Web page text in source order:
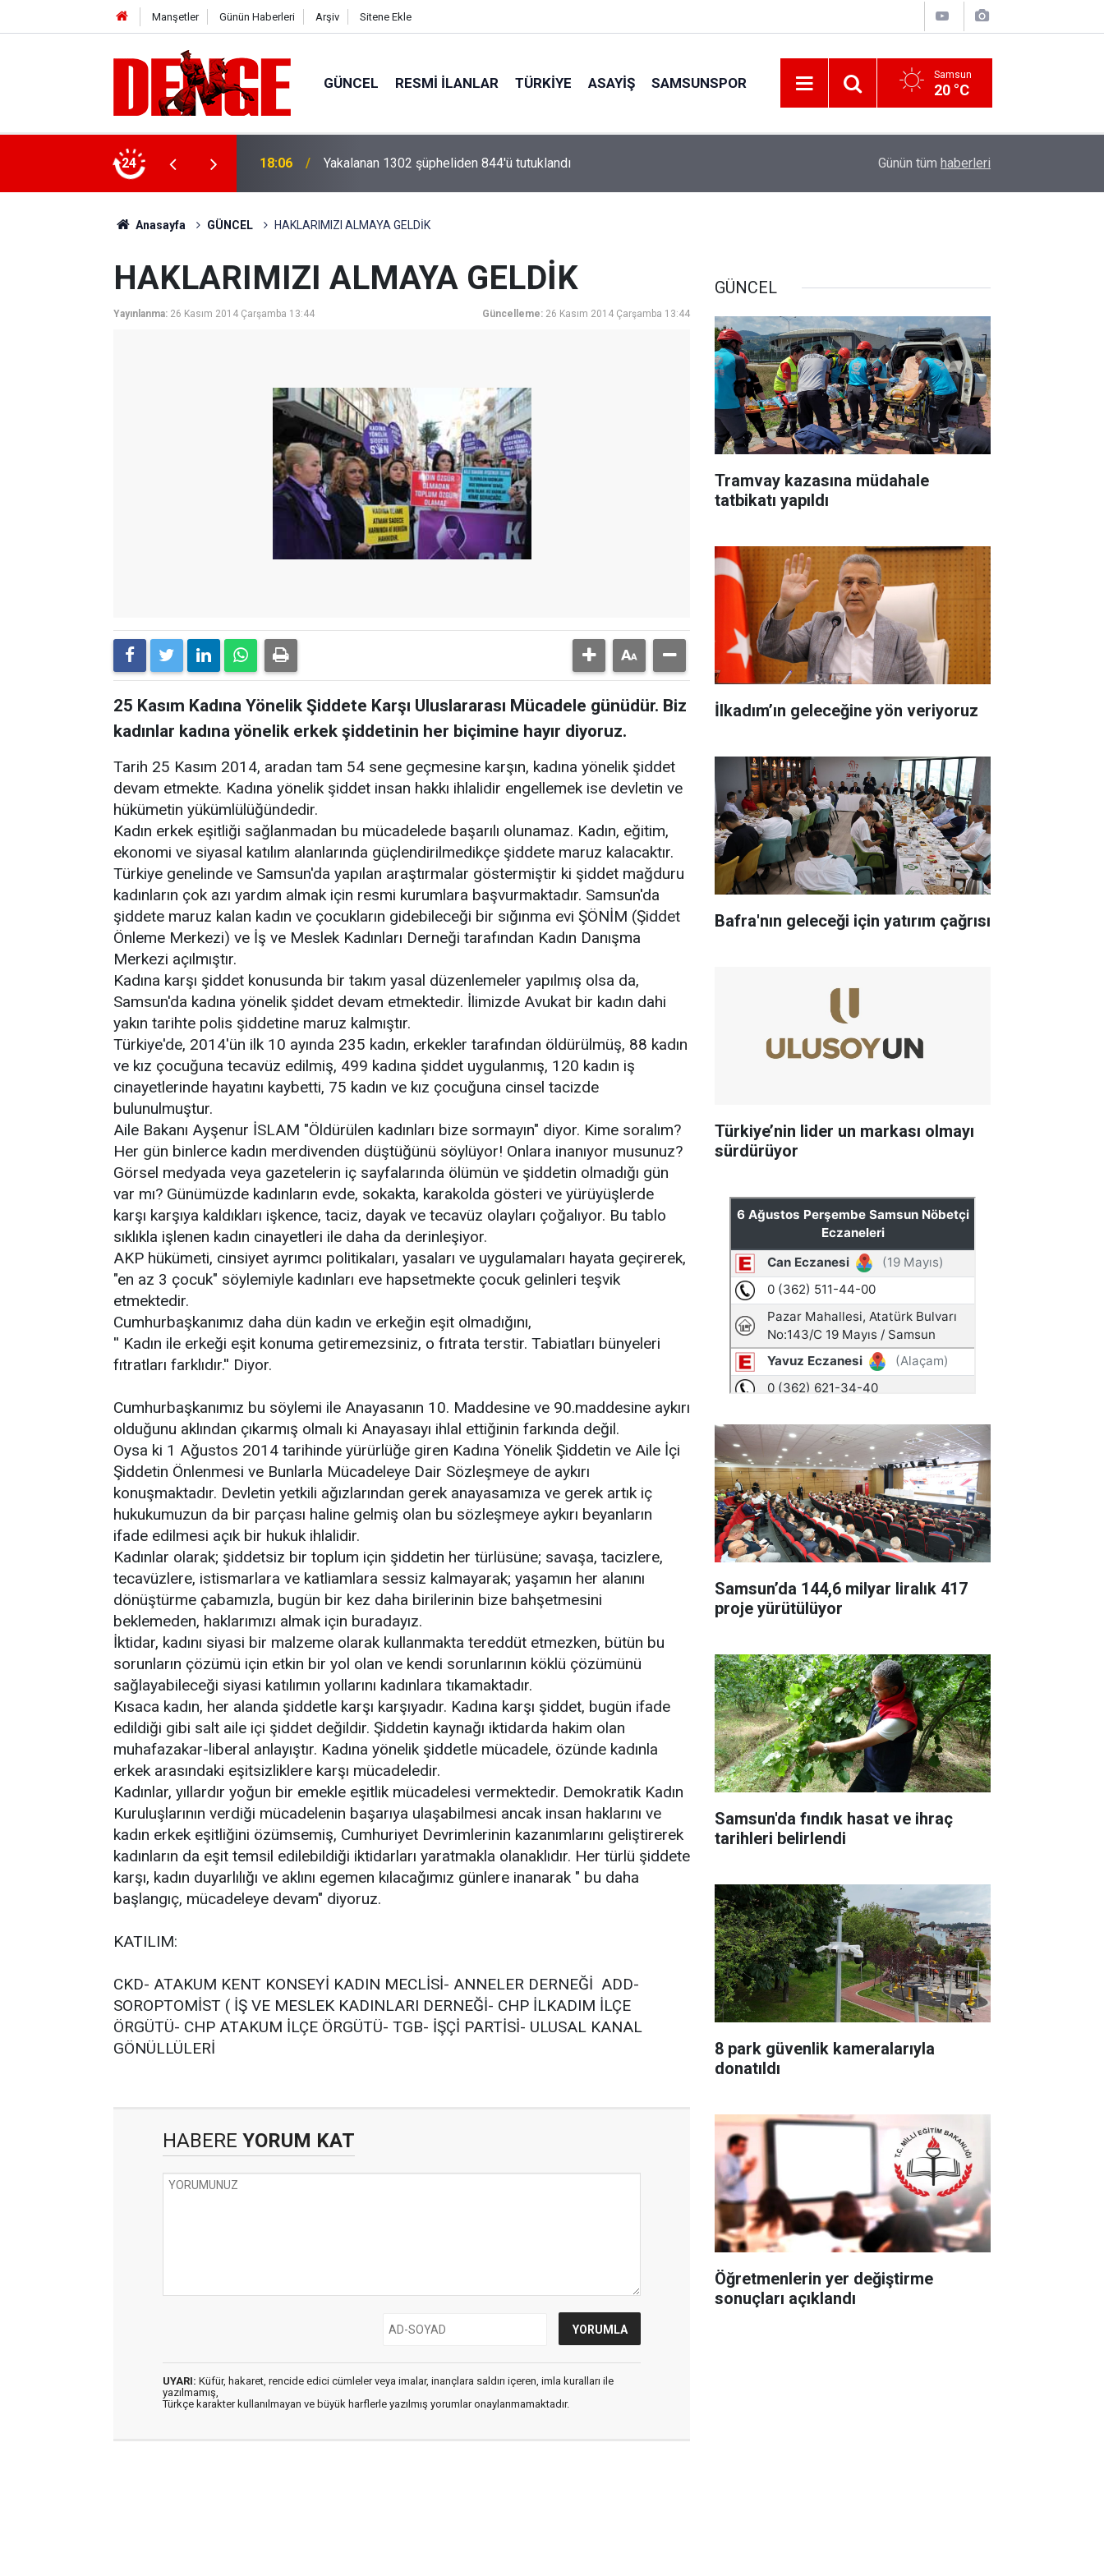
Manşetler Günün Haberleri Arşiv Sitene Ekle
GÜNCEL RESMI İLANLAR TÜRKİYE ASAYİŞ SAMSUNSPOR Samsun
20 °C
24 18:00 Tramvay kazasına müdahale tatbikatı yapıldı Her 4 kişiden 3'ü internet bankacılığı kullanıyor
Günün tüm haberleri
Anasayfa GÜNCEL HAKLARIMIZI ALMAYA GELDİK
HAKLARIMIZI ALMAYA GELDİK
Yayınlanma: 26 Kasım 2014 Çarşamba 13:44 Güncelleme: 26 Kasım 2014 Çarşamba 13:44
25 Kasım Kadına Yönelik Şiddete Karşı Uluslararası Mücadele günüdür. Biz
kadınlar kadına yönelik erkek şiddetinin her biçimine hayır diyoruz.
Tarih 25 Kasım 2014, aradan tam 54 sene geçmesine karşın, kadına yönelik şiddet
devam etmekte. Kadına yönelik şiddet insan hakkı ihlalidir engellemek ise devletin ve
hükümetin yükümlülüğündedir.
Kadın erkek eşitliği sağlanmadan bu mücadelede başarılı olunamaz. Kadın, eğitim,
ekonomi ve siyasal katılım alanlarında güçlendirilmedikçe şiddete maruz kalacaktır.
Türkiye genelinde ve Samsun'da yapılan araştırmalar göstermiştir ki şiddet mağduru
kadınların çok azı yardım almak için resmi kurumlara başvurmaktadır. Samsun'da
şiddete maruz kalan kadın ve çocukların gidebileceği bir sığınma evi ŞÖNİM (Şiddet
Önleme Merkezi) ve İş ve Meslek Kadınları Derneği tarafından Kadın Danışma
Merkezi açılmıştır.
Kadına karşı şiddet konusunda bir takım yasal düzenlemeler yapılmış olsa da,
Samsun'da kadına yönelik şiddet devam etmektedir. İlimizde Avukat bir kadın dahi
yakın tarihte polis şiddetine maruz kalmıştır.
Türkiye'de, 2014'ün ilk 10 ayında 235 kadın, erkekler tarafından öldürülmüş, 88 kadın
ve kız çocuğuna tecavüz edilmiş, 499 kadına şiddet uygulanmış, 120 kadın iş
cinayetlerinde hayatını kaybetti, 75 kadın ve kız çocuğuna cinsel tacizde
bulunulmuştur.
Aile Bakanı Ayşenur İSLAM "Öldürülen kadınları bize sormayın" diyor. Kime soralım?
Her gün binlerce kadın merdivenden düştüğünü söylüyor! Onlara inanıyor musunuz?
Görsel medyada veya gazetelerin iç sayfalarında ölümün ve şiddetin olmadığı gün
var mı? Günümüzde kadınların evde, sokakta, karakolda gösteri ve yürüyüşlerde
karşı karşıya kaldıkları işkence, taciz, dayak ve tecavüz olayları çoğalıyor. Bu tablo
sıklıkla işlenen kadın cinayetleri ile daha da derinleşiyor.
AKP hükümeti, cinsiyet ayrımcı politikaları, yasaları ve uygulamaları hayata geçirerek,
"en az 3 çocuk" söylemiyle kadınları eve hapsetmekte çocuk gelinleri teşvik
etmektedir.
Cumhurbaşkanımız daha dün kadın ve erkeğin eşit olmadığını,
'' Kadın ile erkeği eşit konuma getiremezsiniz, o fıtrata terstir. Tabiatları bünyeleri
fıtratları farklıdır.'' Diyor.
Cumhurbaşkanımız bu söylemi ile Anayasanın 10. Maddesine ve 90.maddesine aykırı
olduğunu aklından çıkarmış olmalı ki Anayasayı ihlal ettiğinin farkında değil.
Oysa ki 1 Ağustos 2014 tarihinde yürürlüğe giren Kadına Yönelik Şiddetin ve Aile İçi
Şiddetin Önlenmesi ve Bunlarla Mücadeleye Dair Sözleşmeye de aykırı
konuşmaktadır. Devletin yetkili ağızlarından gerek anayasamıza ve gerek artık iç
hukukumuzun da bir parçası haline gelmiş olan bu sözleşmeye aykırı beyanların
ifade edilmesi açık bir hukuk ihlalidir.
Kadınlar olarak; şiddetsiz bir toplum için şiddetin her türlüsüne; savaşa, tacizlere,
tecavüzlere, istismarlara ve katliamlara sessiz kalmayarak; yaşamın her alanını
dönüştürme çabamızla, bugün bir kez daha birilerinin bize bahşetmesini
beklemeden, haklarımızı almak için buradayız.
İktidar, kadını siyasi bir malzeme olarak kullanmakta tereddüt etmezken, bütün bu
sorunların çözümü için etkin bir yol olan ve kendi sorunlarının köklü çözümünü
sağlayabileceği siyasi katılımın yollarını kadınlara tıkamaktadır.
Kısaca kadın, her alanda şiddetle karşı karşıyadır. Kadına karşı şiddet, bugün ifade
edildiği gibi salt aile içi şiddet değildir. Şiddetin kaynağı iktidarda hakim olan
muhafazakar-liberal anlayıştır. Kadına yönelik şiddetle mücadele, özünde kadınla
erkek arasındaki eşitsizliklere karşı mücadeledir.
Kadınlar, yıllardır yoğun bir emekle eşitlik mücadelesi vermektedir. Demokratik Kadın
Kuruluşlarının verdiği mücadelenin başarıya ulaşabilmesi ancak insan haklarını ve
kadın erkek eşitliğini özümsemiş, Cumhuriyet Devrimlerinin kazanımlarını geliştirerek
kadınların da eşit temsil edilebildiği iktidarları yaratmakla olanaklıdır. Her türlü şiddete
karşı, kadın duyarlılığı ve aklını egemen kılacağımız günlere inanarak " bu daha
başlangıç, mücadeleye devam" diyoruz.
KATILIM:
CKD- ATAKUM KENT KONSEYİ KADIN MECLİSİ- ANNELER DERNEĞİ  ADD-
SOROPTOMİST ( İŞ VE MESLEK KADINLARI DERNEĞİ- CHP İLKADIM İLÇE
ÖRGÜTÜ- CHP ATAKUM İLÇE ÖRGÜTÜ- TGB- İŞÇİ PARTİSİ- ULUSAL KANAL
GÖNÜLLÜLERİ
HABERE YORUM KAT
UYARI: Küfür, hakaret, rencide edici cümleler veya imalar, inançlara saldırı içeren, imla kuralları ile
yazılmamış,
Türkçe karakter kullanılmayan ve büyük harflerle yazılmış yorumlar onaylanmamaktadır.
GÜNCEL
Tramvay kazasına müdahale
tatbikatı yapıldı
İlkadım’ın geleceğine yön veriyoruz
Bafra'nın geleceği için yatırım çağrısı
Türkiye’nin lider un markası olmayı
sürdürüyor
Samsun’da 144,6 milyar liralık 417
proje yürütülüyor
Samsun'da fındık hasat ve ihraç
tarihleri belirlendi
8 park güvenlik kameralarıyla
donatıldı
Öğretmenlerin yer değiştirme
sonuçları açıklandı